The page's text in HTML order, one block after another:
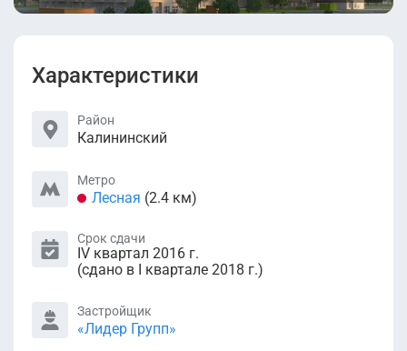
Характеристики
Район
Калининский
Метро
Лесная (2.4 км)
Срок сдачи
IV квартал 2016 г.
(сдано в I квартале 2018 г.)
Застройщик
«Лидер Групп»